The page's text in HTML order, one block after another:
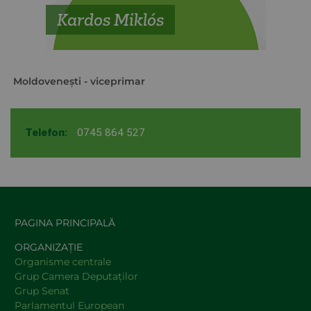
Kardos Miklós
Moldoveneşti - viceprimar
Telefon: 0745 864 527
PAGINA PRINCIPALĂ
ORGANIZAȚIE
Organisme centrale
Grup Camera Deputaţilor
Grup Senat
Parlamentul European